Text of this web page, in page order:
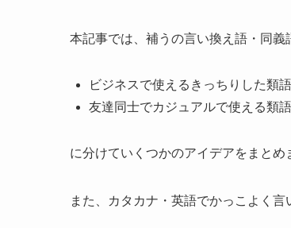
本記事では、補うの言い換え語・同義
ビジネスで使えるきっちりした類語
友達同士でカジュアルで使える類語
に分けていくつかのアイデアをまとめ
また、カタカナ・英語でかっこよく